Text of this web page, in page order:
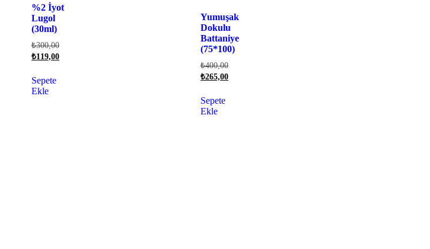
%2 İyot
Lugol
(30ml)
₺300,00
₺119,00
Sepete
Ekle
Yumuşak
Dokulu
Battaniye
(75*100)
₺400,00
₺265,00
Sepete
Ekle